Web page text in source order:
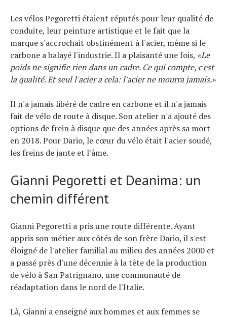
Les vélos Pegoretti étaient réputés pour leur qualité de
conduite, leur peinture artistique et le fait que la
marque s'accrochait obstinément à l'acier, même si le
carbone a balayé l'industrie. Il a plaisanté une fois, «Le
poids ne signifie rien dans un cadre. Ce qui compte, c'est
la qualité. Et seul l'acier a cela: l'acier ne mourra jamais.»
Il n'a jamais libéré de cadre en carbone et il n'a jamais
fait de vélo de route à disque. Son atelier n'a ajouté des
options de frein à disque que des années après sa mort
en 2018. Pour Dario, le cœur du vélo était l'acier soudé,
les freins de jante et l'âme.
Gianni Pegoretti et Deanima: un
chemin différent
Gianni Pegoretti a pris une route différente. Ayant
appris son métier aux côtés de son frère Dario, il s'est
éloigné de l'atelier familial au milieu des années 2000 et
a passé près d'une décennie à la tête de la production
de vélo à San Patrignano, une communauté de
réadaptation dans le nord de l'Italie.
Là, Gianni a enseigné aux hommes et aux femmes se